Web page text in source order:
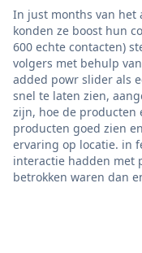
In just months van het
konden ze boost hun
600 echte contacten)
volgers met behulp
added powr slider als
snel te laten zien,
zijn, hoe de
producten goed zien
ervaring op locatie. in
interactie hadden met
betrokken waren dan